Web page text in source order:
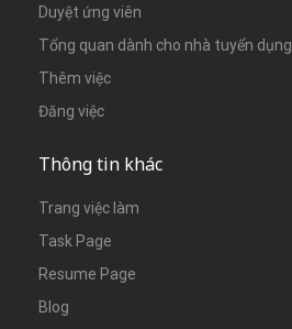
Duyệt ứng viên
Tổng quan dành cho nhà tuyển dụng
Thêm việc
Đăng việc
Thông tin khác
Trang việc làm
Task Page
Resume Page
Blog